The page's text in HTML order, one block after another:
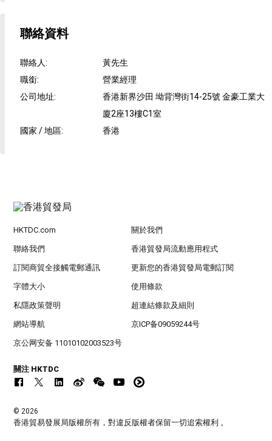
聯絡資料
聯絡人:
黃先生
職銜:
營業經理
公司地址:
香港新界沙田 坳背灣街14-25號 金豪工業大
廈2座13樓C1室
國家 / 地區: 香港
HKTDC.com 關於我們
聯絡我們 香港貿發局流動應用程式
訂閱商貿全接觸電郵通訊 更新您的香港貿發局電郵訂閱
字體大小 使用條款
私隱政策聲明 超連結條款及細則
網站導航 京ICP备09059244号
京公网安备 11010102003523号
關注 HKTDC
© 2026
香港貿易發展局版權所有，對違反版權者保留一切追索權利 。